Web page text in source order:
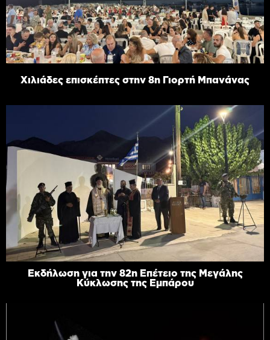
Χιλιάδες επισκέπτες στην 8η Γιορτή Μπανάνας
Εκδήλωση για την 82η Επέτειο της Μεγάλης
Κύκλωσης της Εμπάρου